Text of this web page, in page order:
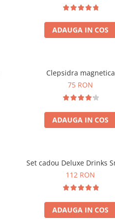
ADAUGA IN COS
Clepsidra magnetica
75 RON
ADAUGA IN COS
Set cadou Deluxe Drinks
112 RON
ADAUGA IN COS